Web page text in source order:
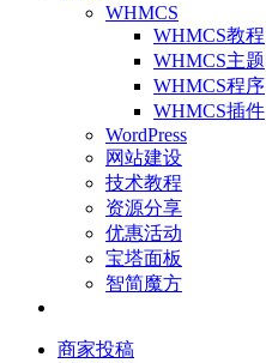
WHMCS
WHMCS教程
WHMCS主题
WHMCS程序
WHMCS插件
WordPress
网站建设
技术教程
资源分享
优惠活动
宝塔面板
智简魔方
商家投稿